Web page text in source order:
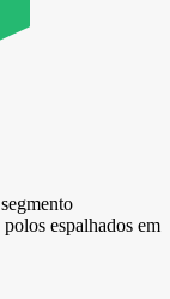
espalhados em